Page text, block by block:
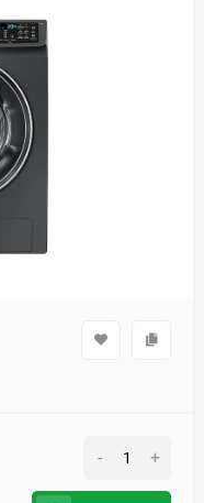
- +